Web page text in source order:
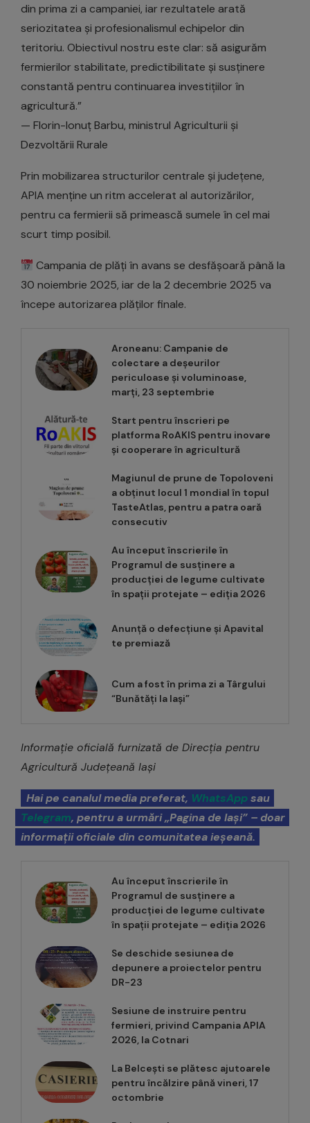
din prima zi a campaniei, iar rezultatele arată
seriozitatea și profesionalismul echipelor din
teritoriu. Obiectivul nostru este clar: să asigurăm
fermierilor stabilitate, predictibilitate și susținere
constantă pentru continuarea investițiilor în
agricultură.”
— Florin-Ionuț Barbu, ministrul Agriculturii și
Dezvoltării Rurale
Prin mobilizarea structurilor centrale și județene,
APIA menține un ritm accelerat al autorizărilor,
pentru ca fermierii să primească sumele în cel mai
scurt timp posibil.
Campania de plăți în avans se desfășoară până la
30 noiembrie 2025, iar de la 2 decembrie 2025 va
începe autorizarea plăților finale.
Aroneanu: Campanie de
colectare a deșeurilor
periculoase și voluminoase,
marți, 23 septembrie
Start pentru înscrieri pe
platforma RoAKIS pentru inovare
și cooperare în agricultură
Magiunul de prune de Topoloveni
a obținut locul 1 mondial în topul
TasteAtlas, pentru a patra oară
consecutiv
Au început înscrierile în
Programul de susținere a
producției de legume cultivate
în spații protejate – ediția 2026
Anunță o defecțiune și Apavital
te premiază
Cum a fost în prima zi a Târgului
“Bunătăți la Iași”
Informație oficială furnizată de Direcția pentru
Agricultură Județeană Iași
Hai pe canalul media preferat, WhatsAppsau
Telegram, pentru a urmări „Pagina de Iași” – doar
informații oficiale din comunitatea ieșeană.
Au început înscrierile în
Programul de susținere a
producției de legume cultivate
în spații protejate – ediția 2026
Se deschide sesiunea de
depunere a proiectelor pentru
DR-23
Sesiune de instruire pentru
fermieri, privind Campania APIA
2026, la Cotnari
La Belcești se plătesc ajutoarele
pentru încălzire până vineri, 17
octombrie